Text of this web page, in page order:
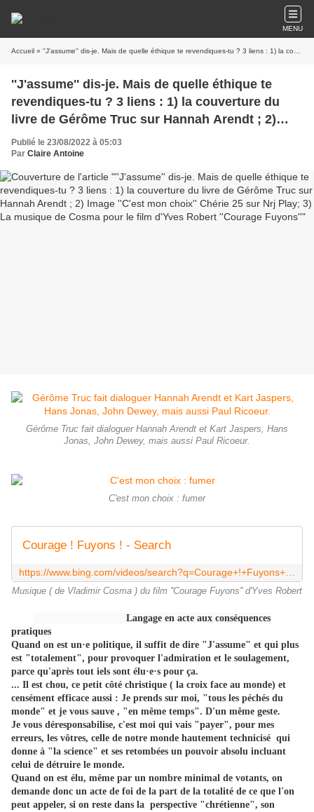
MENU
Accueil » ''J'assume'' dis-je. Mais de quelle éthique te revendiques-tu ? 3 liens : 1) la couverture du livre de Gérôme Truc sur Hannah Arendt ; 2) Image ''C'est mon choix'' Chérie 25 sur Nrj Play; 3) La musique de Cosma pour le film d'Yves Robert ''Courage Fuyons''
''J'assume'' dis-je. Mais de quelle éthique te
revendiques-tu ? 3 liens : 1) la couverture du
livre de Gérôme Truc sur Hannah Arendt ; 2)
Image ''C'est mon choix'' Chérie 25 sur Nrj Play;
3) La musique de Cosma pour le film d'Yves
Robert ''Courage Fuyons''
Publié le 23/08/2022 à 05:03
Par Claire Antoine
Gérôme Truc fait dialoguer Hannah Arendt et Kart Jaspers, Hans
Jonas, John Dewey, mais aussi Paul Ricoeur.
C'est mon choix : fumer
Courage ! Fuyons ! - Search
Musique ( de Vladimir Cosma ) du film ''Courage Fuyons'' d'Yves Robert
Langage en acte aux conséquences
pratiques
Quand on est un·e politique, il suffit de dire "J'assume" et qui plus
est "totalement", pour provoquer l'admiration et le soulagement,
parce qu'après tout iels sont élu·e·s pour ça.
... Il est chou, ce petit côté christique ( la croix face au monde) et
censément efficace aussi : Je prends sur moi, "tous les péchés du
monde" et je vous sauve , "en même temps". D'un même geste.
Je vous déresponsabilise, c'est moi qui vais "payer", pour mes
erreurs, les vôtres, celle de notre monde hautement technicisé qui
donne à "la science" et ses retombées un pouvoir absolu incluant
celui de détruire le monde.
Quand on est élu, même par un nombre minimal de votants, on
demande donc un acte de foi de la part de la totalité de ce que l'on
peut appeler, si on reste dans la perspective "chrétienne", son